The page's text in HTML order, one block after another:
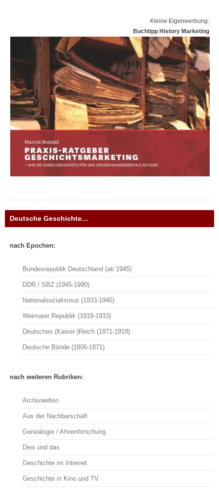
Kleine Eigenwerbung:
Buchtipp History Marketing
Deutsche Geschichte…
nach Epochen:
Bundesrepublik Deutschland (ab 1945)
DDR / SBZ (1945-1990)
Nationalsozialismus (1933-1945)
Weimarer Republik (1919-1933)
Deutsches (Kaiser-)Reich (1871-1919)
Deutsche Bünde (1806-1871)
nach weiteren Rubriken:
Archivwelten
Aus der Nachbarschaft
Genealogie / Ahnenforschung
Dies und das
Geschichte im Internet
Geschichte in Kino und TV